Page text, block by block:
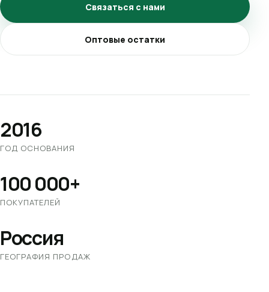
Связаться с нами
Оптовые остатки
2016
ГОД ОСНОВАНИЯ
100 000+
ПОКУПАТЕЛЕЙ
Россия
ГЕОГРАФИЯ ПРОДАЖ